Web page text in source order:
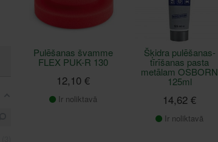
Pulēšanas švamme
FLEX PUK-R 130
12,10 €
Ir noliktavā
Šķidra pulēšanas-
tīrīšanas pasta
metālam OSBORN
125ml
14,62 €
Ir noliktavā